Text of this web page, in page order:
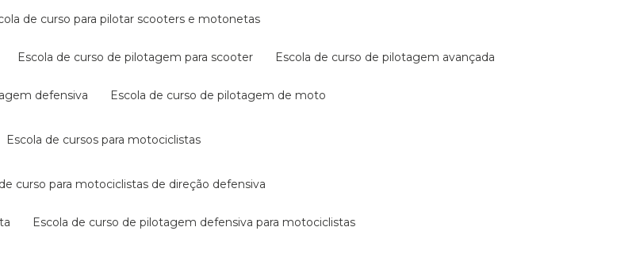
de curso para pilotar scooters e motonetas
escola de curso de pilotagem para scooter escola de curso de pilotagem avançada
defensiva escola de curso de pilotagem de moto
escola de cursos para motociclistas
de curso para motociclistas de direção defensiva
escola de curso de pilotagem defensiva para motociclistas